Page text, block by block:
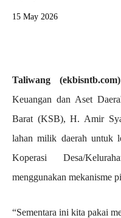
15 May 2026
Taliwang (ekbisntb.com)
Keuangan dan Aset
Barat (KSB), H. Amir
lahan milik daerah untuk
Koperasi Desa/
menggunakan mekanisme
“Sementara ini kita pakai